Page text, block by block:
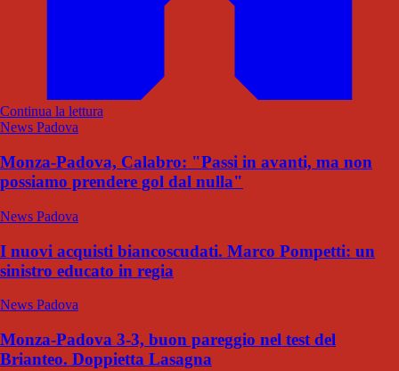
Continua la lettura
News Padova
Monza-Padova, Calabro: "Passi in avanti, ma non
possiamo prendere gol dal nulla"
News Padova
I nuovi acquisti biancoscudati. Marco Pompetti: un
sinistro educato in regia
News Padova
Monza-Padova 3-3, buon pareggio nel test del
Brianteo. Doppietta Lasagna